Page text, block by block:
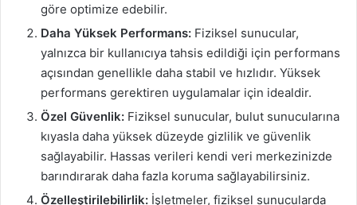
göre optimize edebilir.
Daha Yüksek Performans: Fiziksel sunucular,
yalnızca bir kullanıcıya tahsis edildiği için performans
açısından genellikle daha stabil ve hızlıdır. Yüksek
performans gerektiren uygulamalar için idealdir.
Özel Güvenlik: Fiziksel sunucular, bulut sunucularına
kıyasla daha yüksek düzeyde gizlilik ve güvenlik
sağlayabilir. Hassas verileri kendi veri merkezinizde
barındırarak daha fazla koruma sağlayabilirsiniz.
Özelleştirilebilirlik: İşletmeler, fiziksel sunucularda